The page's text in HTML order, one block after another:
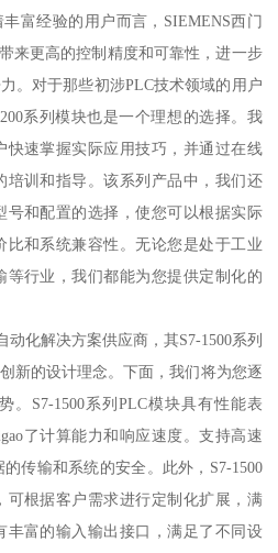
富经验的用户而言，SIEMENS西门
来更高的控制精度和可靠性，进一步
。对于那些初涉PLC技术领域的用户
系列模块也是一个理想的选择。我
快速掌握实际应用技巧，并通过在线
培训和指导。该系列产品中，我们还
号和配置的选择，使您可以根据实际
比和系统兼容性。无论您是处于工业
等行业，我们都能为您提供定制化的
解决方案供应商，其S7-1500系列
新的设计理念。下面，我们将为您逐
。S7-1500系列PLC模块具有性能表
了计算能力和响应速度。支持高速
传输和系统的安全。此外，S7-1500
可根据客户需求进行定制化扩展，满
丰富的输入输出接口，满足了不同设